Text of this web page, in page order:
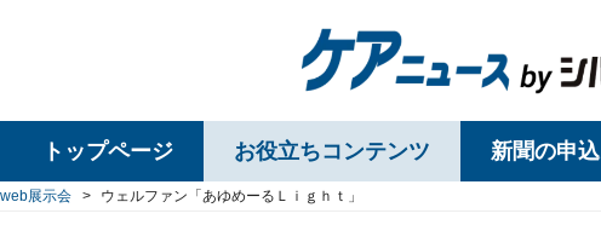
トップページ お役立ちコンテンツ 新聞の申込
web展示会 ウェルファン「あゆめーるＬｉｇｈｔ」